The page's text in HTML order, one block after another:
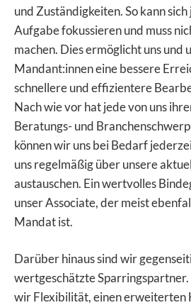
und Zuständigkeiten. So kann
Aufgabe fokussieren und muss
machen. Dies ermöglicht uns und
Mandant:innen eine bessere
schnellere und effizientere
Nach wie vor hat jede von uns
Beratungs- und
können wir uns bei Bedarf
uns regelmäßig über unsere
austauschen. Ein wertvolles
unser Associate, der meist
Mandat ist.
Darüber hinaus sind wir
wertgeschätzte
wir Flexibilität, einen erweiterten